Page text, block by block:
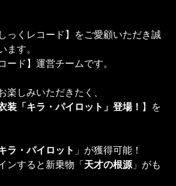
っくレコード】をご愛顧いただき誠
ます。
ード】運営チームです。
楽しみいただきたく、
装「キラ・パイロット 」登場！ 】を
ラ・パイロット 」が獲得可能！
ンすると新乗物「天才の根源 」がも